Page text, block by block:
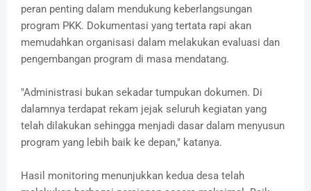
peran penting dalam mendukung keberlangsungan
program PKK. Dokumentasi yang tertata rapi akan
memudahkan organisasi dalam melakukan evaluasi dan
pengembangan program di masa mendatang.
"Administrasi bukan sekadar tumpukan dokumen. Di
dalamnya terdapat rekam jejak seluruh kegiatan yang
telah dilakukan sehingga menjadi dasar dalam menyusun
program yang lebih baik ke depan," katanya.
Hasil monitoring menunjukkan kedua desa telah